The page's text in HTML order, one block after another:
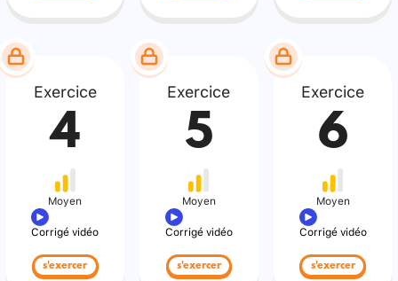
Exercice
4
Moyen
Corrigé vidéo
s'exercer
Exercice
5
Moyen
Corrigé vidéo
s'exercer
Exercice
6
Moyen
Corrigé vidéo
s'exercer